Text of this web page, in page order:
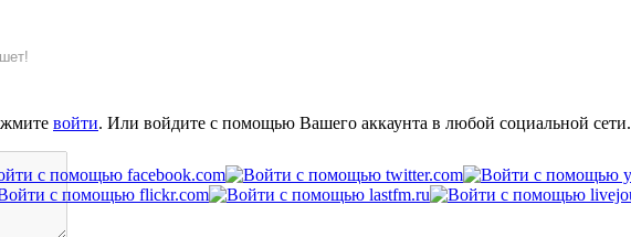
войти. Или войдите с помощью Вашего аккаунта в любой социальной сети.